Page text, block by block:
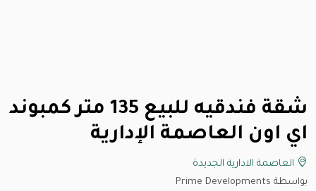
شقة فندقيه للبيع 135 متر كمبوند
اي اون العاصمة الإدارية
العاصمة الادارية الجديدة
بواسطة Prime Developments